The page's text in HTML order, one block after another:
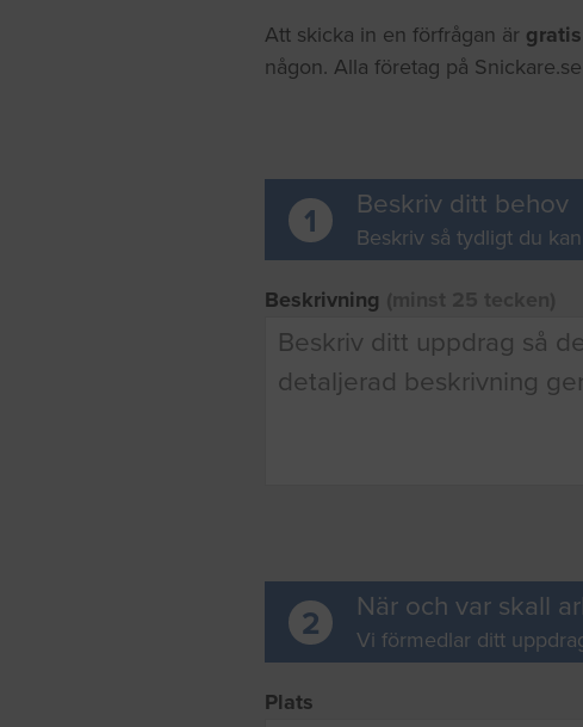
Att skicka in en förfrågan är gratis
någon. Alla företag på
1 Beskriv ditt behov
Beskriv så tydligt du
Beskrivning
2 När och var skall
Vi förmedlar ditt
Plats